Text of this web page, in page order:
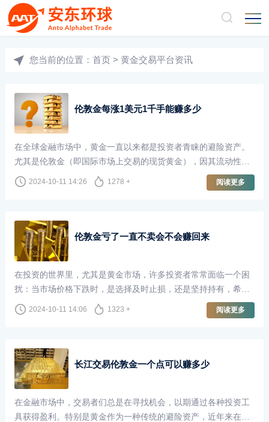
您当前的位置： 首页 > 黄金交易平台资讯
伦敦金每涨1美元1千手能赚多少
在全球金融市场中，黄金一直以来都是投资者青睐的避险资产。
尤其是伦敦金（即国际市场上交易的现货黄金），因其流动性
强、交易量大，成为了许多投资者的首选。许多投资者在交易时
会关注价格波动，尤其是伦敦金每上涨1美元的潜在收益。那么，
2024-10-11 14:26 1278 + 阅读更多
伦敦金亏了一直不卖会不会赚回来
在投资的世界里，尤其是黄金市场，许多投资者常常面临一个困
扰：当市场价格下跌时，是选择及时止损，还是坚持持有，希望
未来能够“回本”？尤其是在伦敦金市场，这个问题更是引发了广
泛的讨论。
2024-10-11 14:06 1323 + 阅读更多
长江交易伦敦金一个点可以赚多少
在金融市场中，交易者们总是在寻找机会，以期通过各种投资工
具获得盈利。特别是黄金作为一种传统的避险资产，近年来在全